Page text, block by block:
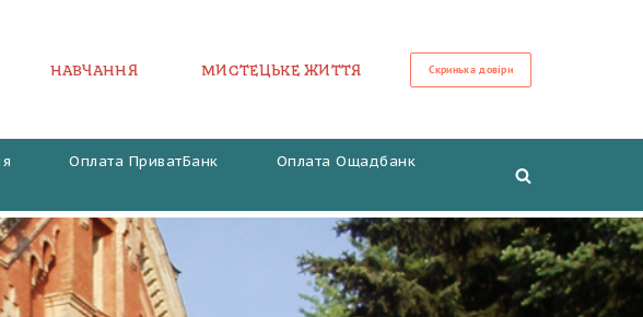
НАВЧАННЯ МИСТЕЦЬКЕ ЖИТТЯ Скринька довіри
Оплата ПриватБанк
Оплата Ощадбанк